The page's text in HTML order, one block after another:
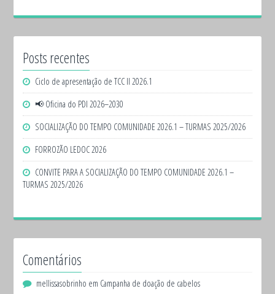
Posts recentes
Ciclo de apresentação de TCC II 2026.1
📢 Oficina do PDI 2026–2030
SOCIALIZAÇÃO DO TEMPO COMUNIDADE 2026.1 – TURMAS 2025/2026
FORROZÃO LEDOC 2026
CONVITE PARA A SOCIALIZAÇÃO DO TEMPO COMUNIDADE 2026.1 –
TURMAS 2025/2026
Comentários
mellissasobrinho em Campanha de doação de cabelos